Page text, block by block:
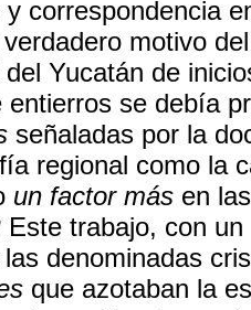
correspondencia
motivo
Yucatán de
entierros se debía
señaladas por la
regional como la
un factor más en
Este trabajo, con
denominadas
que azotaban la